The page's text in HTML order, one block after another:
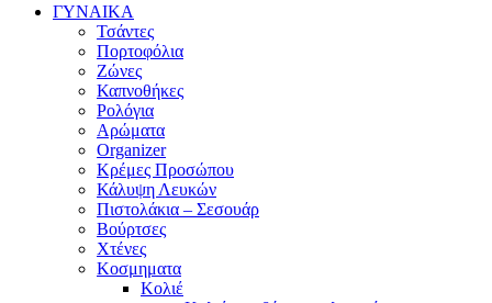
ΓΥΝΑΙΚΑ
Τσάντες
Πορτοφόλια
Ζώνες
Καπνοθήκες
Ρολόγια
Αρώματα
Organizer
Κρέμες Προσώπου
Κάλυψη Λευκών
Πιστολάκια – Σεσουάρ
Βούρτσες
Χτένες
Κοσμηματα
Κολιέ